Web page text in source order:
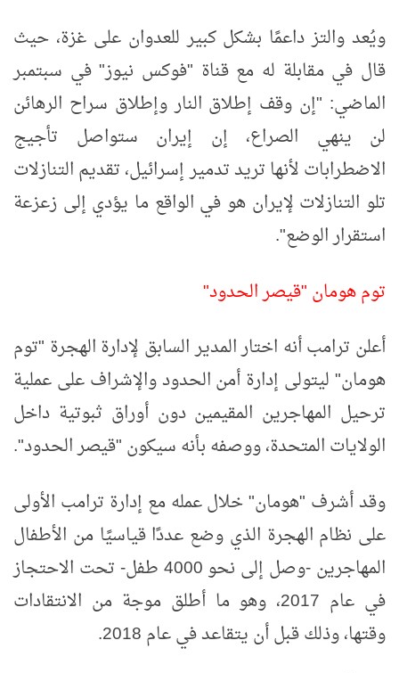
ويُعد والتز داعمًا بشكل كبير للعدوان على غزة، حيث
قال في مقابلة له مع قناة "فوكس نيوز" في سبتمبر
الماضي: "إن وقف إطلاق النار وإطلاق سراح الرهائن
لن ينهي الصراع، إن إيران ستواصل تأجيج
الاضطرابات لأنها تريد تدمير إسرائيل، تقديم التنازلات
تلو التنازلات لإيران هو في الواقع ما يؤدي إلى زعزعة
استقرار الوضع".
توم هومان "قيصر الحدود"
أعلن ترامب أنه اختار المدير السابق لإدارة الهجرة "توم
هومان" ليتولى إدارة أمن الحدود والإشراف على عملية
ترحيل المهاجرين المقيمين دون أوراق ثبوتية داخل
الولايات المتحدة، ووصفه بأنه سيكون "قيصر الحدود".
وقد أشرف "هومان" خلال عمله مع إدارة ترامب الأولى
على نظام الهجرة الذي وضع عددًا قياسيًا من الأطفال
المهاجرين -وصل إلى نحو 4000 طفل- تحت الاحتجاز
في عام 2017، وهو ما أطلق موجة من الانتقادات
وقتها، وذلك قبل أن يتقاعد في عام 2018.